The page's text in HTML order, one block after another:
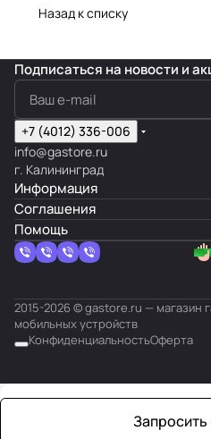
Назад к списку
Запросить
Подписаться на новости и
+7 (4012) 336-006
info@gastore.ru
г. Калининград
Информация
Соглашения
Помощь
2015-2026 © gastore.ru — магазин
мобильных устройств
КонфиденциальностьОферта